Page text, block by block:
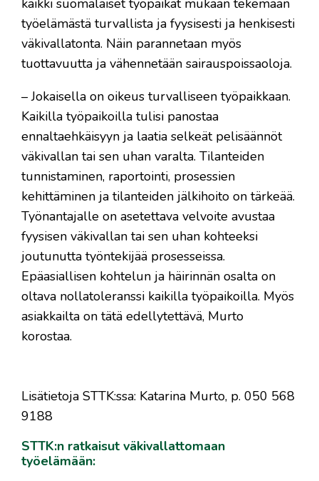
kaikki suomalaiset työpaikat mukaan tekemään
työelämästä turvallista ja fyysisesti ja henkisesti
väkivallatonta. Näin parannetaan myös
tuottavuutta ja vähennetään sairauspoissaoloja.
– Jokaisella on oikeus turvalliseen työpaikkaan.
Kaikilla työpaikoilla tulisi panostaa
ennaltaehkäisyyn ja laatia selkeät pelisäännöt
väkivallan tai sen uhan varalta. Tilanteiden
tunnistaminen, raportointi, prosessien
kehittäminen ja tilanteiden jälkihoito on tärkeää.
Työnantajalle on asetettava velvoite avustaa
fyysisen väkivallan tai sen uhan kohteeksi
joutunutta työntekijää prosesseissa.
Epäasiallisen kohtelun ja häirinnän osalta on
oltava nollatoleranssi kaikilla työpaikoilla. Myös
asiakkailta on tätä edellytettävä, Murto
korostaa.
Lisätietoja STTK:ssa: Katarina Murto, p. 050 568
9188
STTK:n ratkaisut väkivallattomaan
työelämään: